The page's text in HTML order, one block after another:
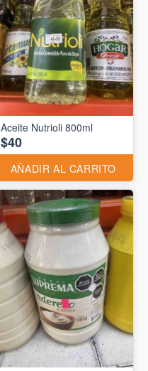
Aceite Nutrioli 800ml
$40
AÑADIR AL CARRITO